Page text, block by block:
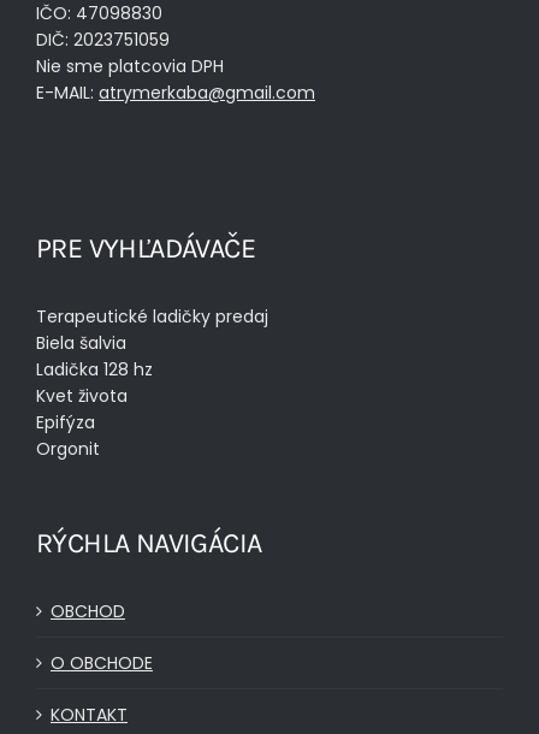
IČO: 47098830
DIČ: 2023751059
Nie sme platcovia DPH
E-MAIL: atrymerkaba@gmail.com
PRE VYHĽADÁVAČE
Terapeutické ladičky predaj
Biela šalvia
Ladička 128 hz
Kvet života
Epifýza
Orgonit
RÝCHLA NAVIGÁCIA
OBCHOD
O OBCHODE
KONTAKT